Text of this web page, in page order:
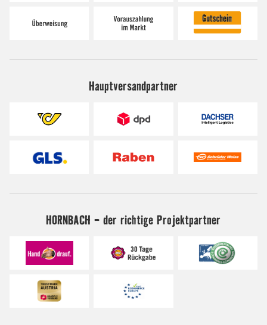
Hauptversandpartner
HORNBACH - der richtige Projektpartner